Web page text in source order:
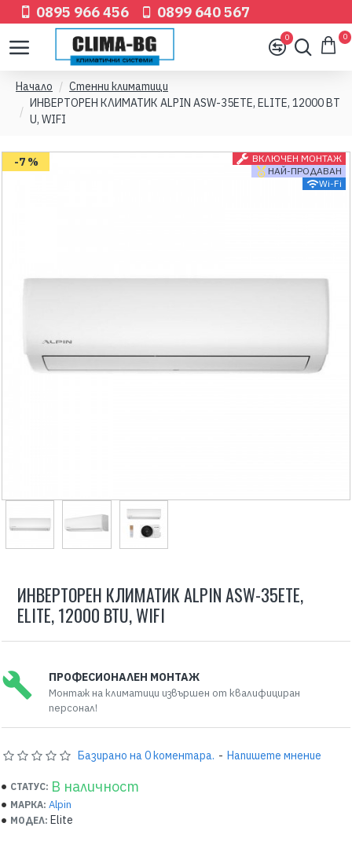
0895 966 456 0899 640 567
0 0
Начало
Стенни климатици
ИНВЕРТОРЕН КЛИМАТИК ALPIN ASW-35ETE, ELITE, 12000 BT
U, WIFI
Wi-Fi
НАЙ-ПРОДАВАН
ВКЛЮЧЕН МОНТАЖ
-7 %
ИНВЕРТОРЕН КЛИМАТИК ALPIN ASW-35ETE,
ELITE, 12000 BTU, WIFI
Базирано на 0 коментара. - Напишете мнение
СТАТУС: В наличност
МАРКА: Alpin
МОДЕЛ: Elite
ПРОФЕСИОНАЛЕН МОНТАЖ
Монтаж на климатици извършен от квалифициран
персонал!